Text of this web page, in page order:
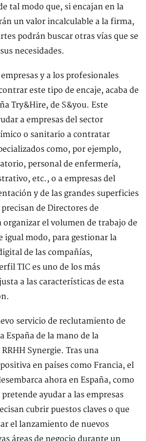
tal modo que, si encajan en la
un valor incalculable a la firma,
podrán buscar otras vías que se
necesidades.
y a los profesionales
este tipo de encaje, acaba de
Try&Hire, de S&you. Este
a empresas del sector
o sanitario a contratar
como, por ejemplo,
personal de enfermería,
etc., o a empresas del
y de las grandes superficies
de Directores de
organizar el volumen de trabajo de
igual modo, para gestionar la
de las compañías,
TIC es uno de los más
a las características de esta
servicio de reclutamiento de
España de la mano de la
Synergie. Tras una
en países como Francia, el
ahora en España, como
ayudar a las empresas
cubrir puestos claves o que
el lanzamiento de nuevos
áreas de negocio durante un